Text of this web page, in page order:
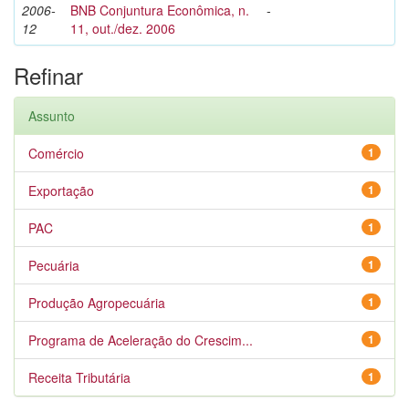
2006-
12
BNB Conjuntura Econômica, n.
11, out./dez. 2006
-
Refinar
Assunto
1
Comércio
1
Exportação
1
PAC
1
Pecuária
1
Produção Agropecuária
1
Programa de Aceleração do Crescim...
1
Receita Tributária